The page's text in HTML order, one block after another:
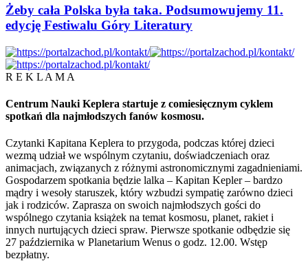
Żeby cała Polska była taka. Podsumowujemy 11.
edycję Festiwalu Góry Literatury
R E K L A M A
Centrum Nauki Keplera startuje z comiesięcznym cyklem
spotkań dla najmłodszych fanów kosmosu.
Czytanki Kapitana Keplera to przygoda, podczas której dzieci
wezmą udział we wspólnym czytaniu, doświadczeniach oraz
animacjach, związanych z różnymi astronomicznymi zagadnieniami.
Gospodarzem spotkania będzie lalka – Kapitan Kepler – bardzo
mądry i wesoły staruszek, który wzbudzi sympatię zarówno dzieci
jak i rodziców. Zaprasza on swoich najmłodszych gości do
wspólnego czytania książek na temat kosmosu, planet, rakiet i
innych nurtujących dzieci spraw. Pierwsze spotkanie odbędzie się
27 października w Planetarium Wenus o godz. 12.00. Wstęp
bezpłatny.